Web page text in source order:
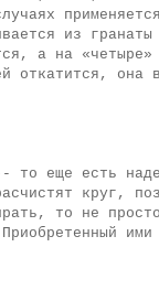
из
а на
откатится, она
то еще есть
круг,
то не